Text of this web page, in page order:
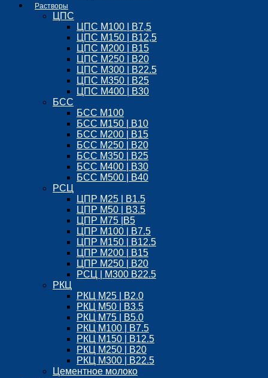
Растворы
ЦПС
ЦПС М100 | B7,5
ЦПС М150 | B12,5
ЦПС М200 | B15
ЦПС М250 | B20
ЦПС М300 | B22.5
ЦПС М350 | B25
ЦПС М400 | B30
БСС
БСС М100
БСС М150 | B10
БСС М200 | B15
БСС М250 | B20
БСС М350 | B25
БСС М400 | B30
БСС М500 | B40
РСЦ
ЦПР М25 | B1.5
ЦПР М50 | B3.5
ЦПР М75 |B5
ЦПР М100 | B7.5
ЦПР М150 | B12.5
ЦПР М200 | B15
ЦПР М250 | B20
РСЦ | М300 B22.5
РКЦ
РКЦ М25 | B2.0
РКЦ М50 | B3.5
РКЦ М75 | B5.0
РКЦ М100 | B7.5
РКЦ М150 | B12.5
РКЦ М250 | B20
РКЦ М300 | B22.5
Цементное молоко